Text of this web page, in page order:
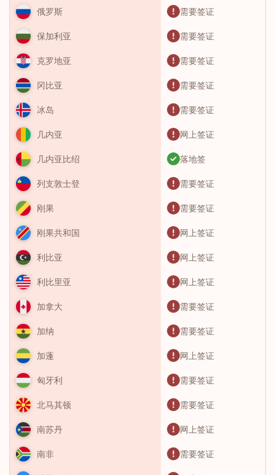
俄罗斯 需要签证
保加利亚 需要签证
克罗地亚 需要签证
冈比亚 需要签证
冰岛 需要签证
几内亚 网上签证
几内亚比绍 落地签
列支敦士登 需要签证
刚果 需要签证
刚果共和国 网上签证
利比亚 网上签证
利比里亚 网上签证
加拿大 需要签证
加纳 需要签证
加蓬 网上签证
匈牙利 需要签证
北马其顿 需要签证
南苏丹 网上签证
南非 需要签证